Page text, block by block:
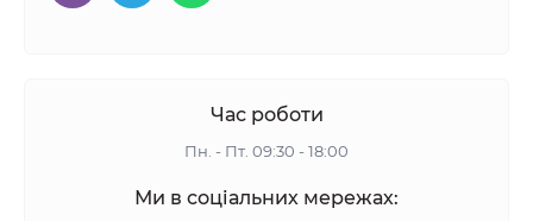
Час роботи
Пн. - Пт. 09:30 - 18:00
Ми в соціальних мережах: